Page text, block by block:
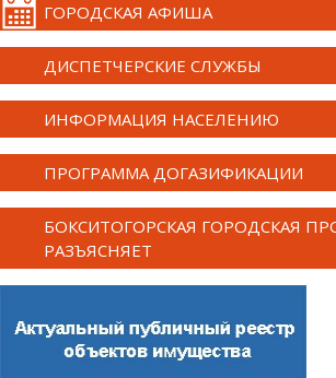
ГОРОДСКАЯ АФИША
ДИСПЕТЧЕРСКИЕ СЛУЖБЫ
ИНФОРМАЦИЯ НАСЕЛЕНИЮ
ПРОГРАММА ДОГАЗИФИКАЦИИ
БОКСИТОГОРСКАЯ ГОРОДСКАЯ
РАЗЪЯСНЯЕТ